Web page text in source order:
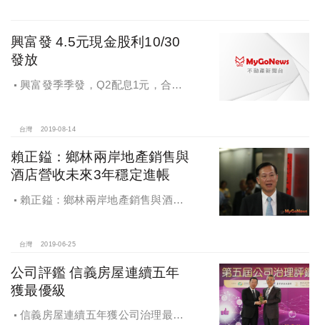
興富發 4.5元現金股利10/30
發放
興富發季季發，Q2配息1元，合計
台灣 2019-08-14
賴正鎰：鄉林兩岸地產銷售與
酒店營收未來3年穩定進帳
賴正鎰：鄉林兩岸地產銷售與酒店
台灣 2019-06-25
公司評鑑 信義房屋連續五年
獲最優級
信義房屋連續五年獲公司治理最優